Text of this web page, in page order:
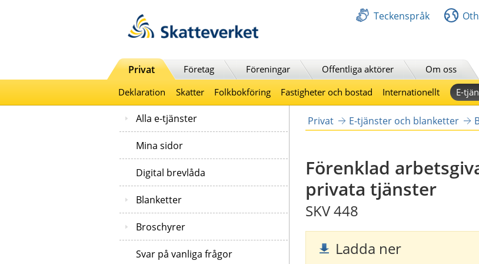
Teckenspråk
Privat Företag Föreningar Offentliga aktörer
Om oss
Deklaration
Skatter Folkbokföring Fastigheter och bostad Internationellt E-
Alla e-tjänster
Mina sidor
Digital brevlåda
Blanketter
Broschyrer
Svar på vanliga frågor
Privat E-tjänster och blanketter
Förenklad
privata tjänster
SKV 448
Ladda ner